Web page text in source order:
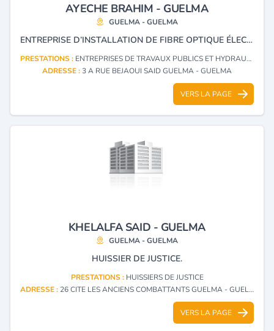
AYECHE BRAHIM - GUELMA
GUELMA - GUELMA
ENTREPRISE D’INSTALLATION DE FIBRE OPTIQUE ÉLECTRICITÉ, GAZ, TRAVAUX PUBLICS ET HYDRAULIQUES.
PRESTATIONS : ENTREPRISES DE TRAVAUX PUBLICS ET HYDRAULIQUES
ADRESSE :3 A RUE BEJAOUI SAID GUELMA - GUELMA
VERS LA PAGE
KHELALFA SAID - GUELMA
GUELMA - GUELMA
HUISSIER DE JUSTICE.
PRESTATIONS : HUISSIERS DE JUSTICE
ADRESSE : 26 CITE LES ANCIENS COMBATTANTS GUELMA - GUELMA
VERS LA PAGE